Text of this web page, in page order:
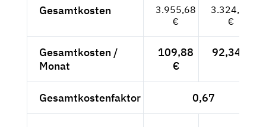
Gesamtkosten
3.955,68
€
3.324,10
€
Gesamtkosten /
Monat
109,88
€
92,34 €
Gesamtkostenfaktor 0,67